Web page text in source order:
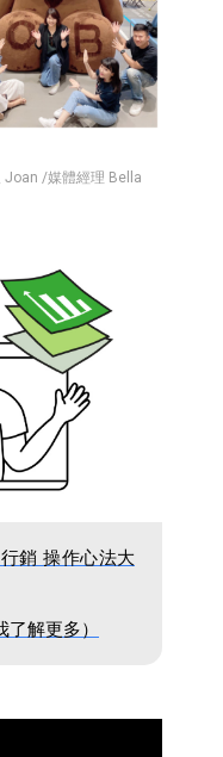
Joan /媒體經理 Bella
銷 操作心法大
解更多）